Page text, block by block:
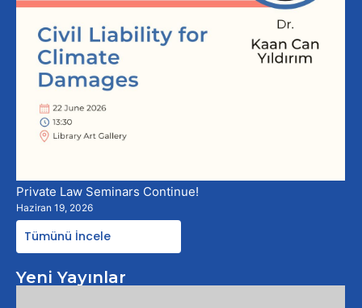
Private Law Seminars Continue!
Haziran 19, 2026
Tümünü İncele
Yeni Yayınlar